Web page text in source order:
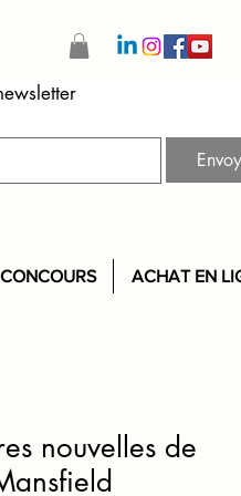
CONCOURS ACHAT EN
nouvelles de